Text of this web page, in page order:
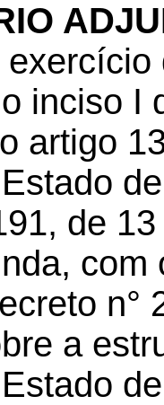
inciso I
artigo
de
n°
a